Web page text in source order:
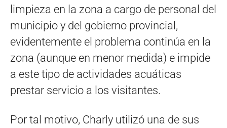
limpieza en la zona a cargo de personal del
municipio y del gobierno provincial,
evidentemente el problema continúa en la
zona (aunque en menor medida) e impide
a este tipo de actividades acuáticas
prestar servicio a los visitantes.
Por tal motivo, Charly utilizó una de sus